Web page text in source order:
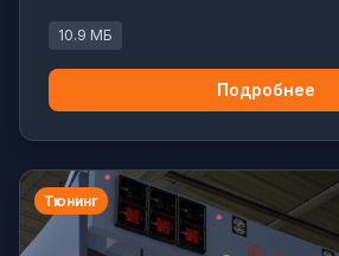
10.9 МБ
Подробнее
Тюнинг